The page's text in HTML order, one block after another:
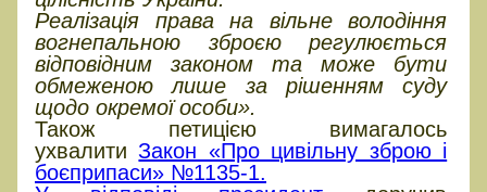
Реалізація права на вільне володіння
вогнепальною зброєю регулюється
відповідним законом та може бути
обмеженою лише за рішенням суду
щодо окремої особи».
Також петицією вимагалось
ухвалитиЗакон «Про цивільну зброю і
боєприпаси» №1135-1.